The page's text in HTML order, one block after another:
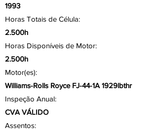
1993
Horas Totais de Célula:
2.500h
Horas Disponíveis de Motor:
2.500h
Motor(es):
Williams-Rolls Royce FJ-44-1A 1929lbthr
Inspeção Anual:
CVA VÁLIDO
Assentos: